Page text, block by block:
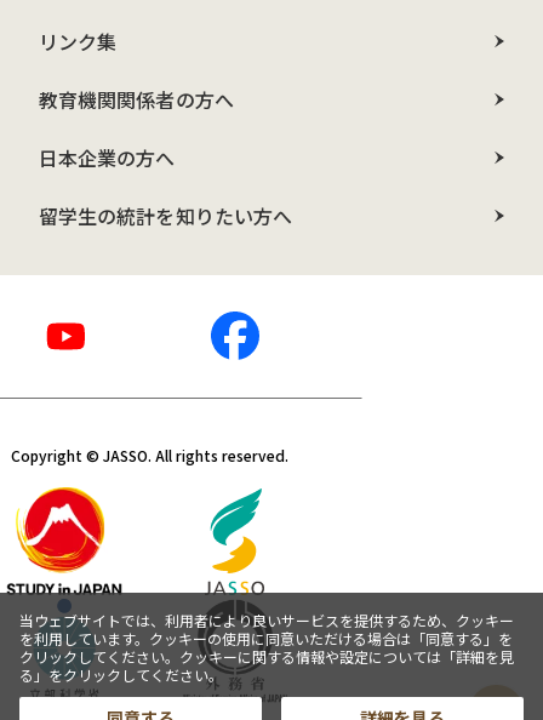
リンク集
教育機関関係者の方へ
日本企業の方へ
留学生の統計を知りたい方へ
Copyright © JASSO. All rights reserved.
当ウェブサイトでは、利用者により良いサービスを提供するため、クッキー
を利用しています。クッキーの使用に同意いただける場合は「同意する」を
クリックしてください。クッキーに関する情報や設定については「詳細を見
る」をクリックしてください。